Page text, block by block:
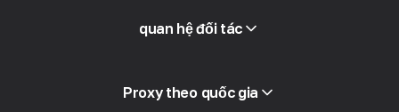
Truy cập API
Tích hợp
quan hệ đối tác
Chương trình đối tác
Bán lại
Proxy theo quốc gia